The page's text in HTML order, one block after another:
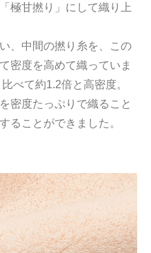
極甘撚り」にして織り上
、中間の撚り糸を、この
密度を高めて織っていま
べて約1.2倍と高密度。
密度たっぷりで織ること
ることができました。